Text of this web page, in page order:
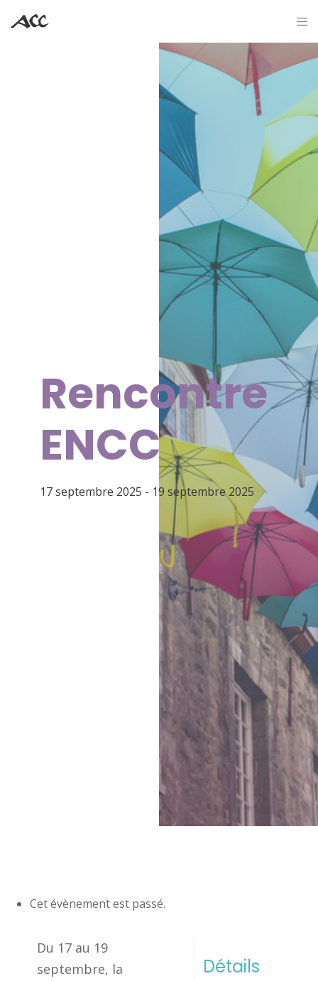
Rencontre
ENCC
17 septembre 2025 - 19 septembre 2025
Cet évènement est passé.
Du 17 au 19
septembre, la
Détails